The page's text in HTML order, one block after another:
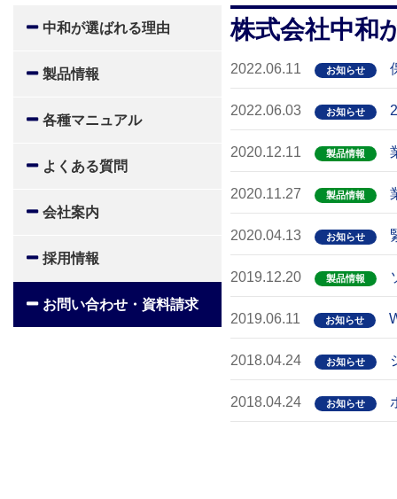
株式会社中和
2022.06.11 お知らせ
2022.06.03 お知らせ
2020.12.11 製品情報
2020.11.27 製品情報
2020.04.13 お知らせ
2019.12.20 製品情報
2019.06.11 お知らせ
2018.04.24 お知らせ
2018.04.24 お知らせ
中和が選ばれる理由
製品情報
各種マニュアル
よくある質問
会社案内
採用情報
お問い合わせ・資料請求